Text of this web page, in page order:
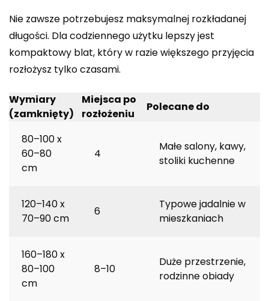
Nie zawsze potrzebujesz maksymalnej rozkładanej
długości. Dla codziennego użytku lepszy jest
kompaktowy blat, który w razie większego przyjęcia
rozłożysz tylko czasami.
Wymiary
(zamknięty)
Miejsca po
rozłożeniu
Polecane do
80–100 x
60–80
cm
4
Małe salony, kawy,
stoliki kuchenne
120–140 x
70–90 cm
6
Typowe jadalnie w
mieszkaniach
160–180 x
80–100
cm
8–10
Duże przestrzenie,
rodzinne obiady